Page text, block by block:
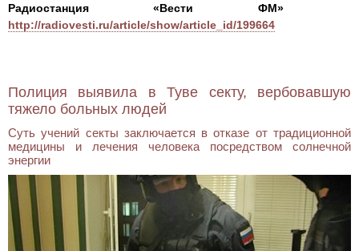
Радиостанция «Вести ФМ»
http://radiovesti.ru/article/show/article_id/199664
Полиция выявила в Туве секту, вербовавшую
тяжело больных людей
Суть учений секты заключается в отказе от традиционной
медицины и лечения человека посредством солнечной
энергии